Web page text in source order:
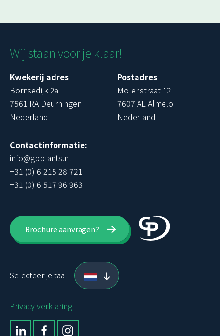
Wij staan voor je klaar!
Kwekerij adres
Bornsedijk 2a
7561 RA Deurningen
Nederland
Postadres
Molenstraat 12
7607 AL Almelo
Nederland
Contactinformatie:
info@gpplants.nl
+31 (0) 6 215 28 721
+31 (0) 6 517 96 963
Brochure aanvragen?
Selecteer je taal
Privacy verklaring